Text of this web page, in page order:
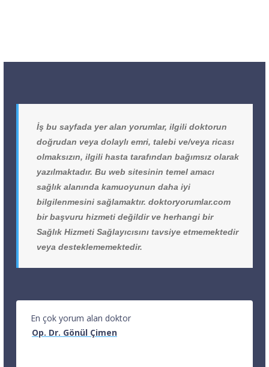
İş bu sayfada yer alan yorumlar, ilgili doktorun
doğrudan veya dolaylı emri, talebi ve/veya ricası
olmaksızın, ilgili hasta tarafından bağımsız olarak
yazılmaktadır. Bu web sitesinin temel amacı
sağlık alanında kamuoyunun daha iyi
bilgilenmesini sağlamaktır. doktoryorumlar.com
bir başvuru hizmeti değildir ve herhangi bir
Sağlık Hizmeti Sağlayıcısını tavsiye etmemektedir
veya desteklememektedir.
En çok yorum alan doktor
Op. Dr. Gönül Çimen